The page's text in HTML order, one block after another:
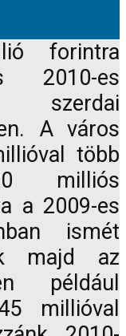
forintra
2010-es
szerdai
A város
több
milliós
a 2009-es
ismét
majd az
például
millióval